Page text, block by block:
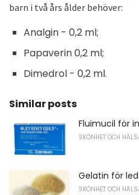
barn i två års ålder behöver:
Analgin - 0,2 ml;
Papaverin 0,2 ml;
Dimedrol - 0,2 ml.
Similar posts
Fluimucil för
SKÖNHET OCH
Gelatin för
SKÖNHET OCH